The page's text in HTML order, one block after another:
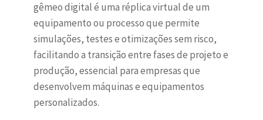
gêmeo digital é uma réplica virtual de um
equipamento ou processo que permite
simulações, testes e otimizações sem risco,
facilitando a transição entre fases de projeto e
produção, essencial para empresas que
desenvolvem máquinas e equipamentos
personalizados.